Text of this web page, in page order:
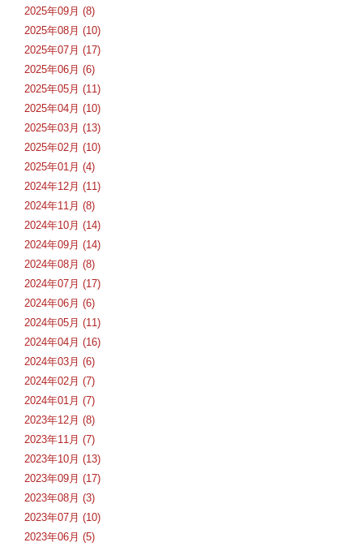
2025年09月 (8)
2025年08月 (10)
2025年07月 (17)
2025年06月 (6)
2025年05月 (11)
2025年04月 (10)
2025年03月 (13)
2025年02月 (10)
2025年01月 (4)
2024年12月 (11)
2024年11月 (8)
2024年10月 (14)
2024年09月 (14)
2024年08月 (8)
2024年07月 (17)
2024年06月 (6)
2024年05月 (11)
2024年04月 (16)
2024年03月 (6)
2024年02月 (7)
2024年01月 (7)
2023年12月 (8)
2023年11月 (7)
2023年10月 (13)
2023年09月 (17)
2023年08月 (3)
2023年07月 (10)
2023年06月 (5)